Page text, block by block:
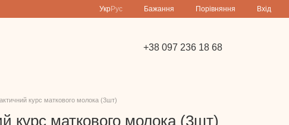
УкрРус Бажання Порівняння Вхід
+38 097 236 18 68
курс маткового молока (3шт)
курс маткового молока (3шт)